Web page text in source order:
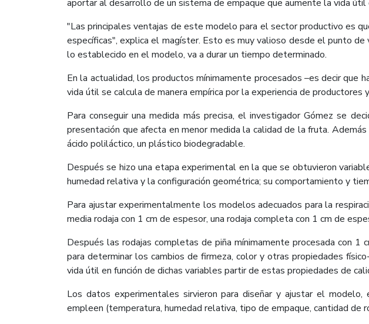
aportar al desarrollo de un sistema de empaque que aumente la vida
"Las principales ventajas de este modelo para el sector productivo es
específicas", explica el magíster. Esto es muy valioso desde el punto
lo establecido en el modelo, va a durar un tiempo determinado.
En la actualidad, los productos mínimamente procesados –es decir que
vida útil se calcula de manera empírica por la experiencia de productores
Para conseguir una medida más precisa, el investigador Gómez se
presentación que afecta en menor medida la calidad de la fruta.
ácido poliláctico, un plástico biodegradable.
Después se hizo una etapa experimental en la que se obtuvieron
humedad relativa y la configuración geométrica; su comportamiento y
Para ajustar experimentalmente los modelos adecuados para la
media rodaja con 1 cm de espesor, una rodaja completa con 1 cm de
Después las rodajas completas de piña mínimamente procesada con
para determinar los cambios de firmeza, color y otras propiedades
vida útil en función de dichas variables partir de estas propiedades de
Los datos experimentales sirvieron para diseñar y ajustar el
empleen (temperatura, humedad relativa, tipo de empaque, cantidad